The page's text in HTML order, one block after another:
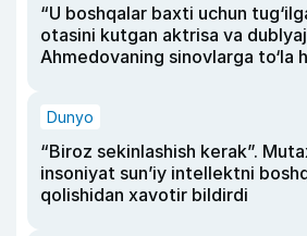
“U boshqalar baxti uchun
otasini kutgan aktrisa va
Ahmedovaning sinovlarga to‘la
Dunyo
“Biroz sekinlashish kerak”.
insoniyat sun’iy intellektni
qolishidan xavotir bildirdi